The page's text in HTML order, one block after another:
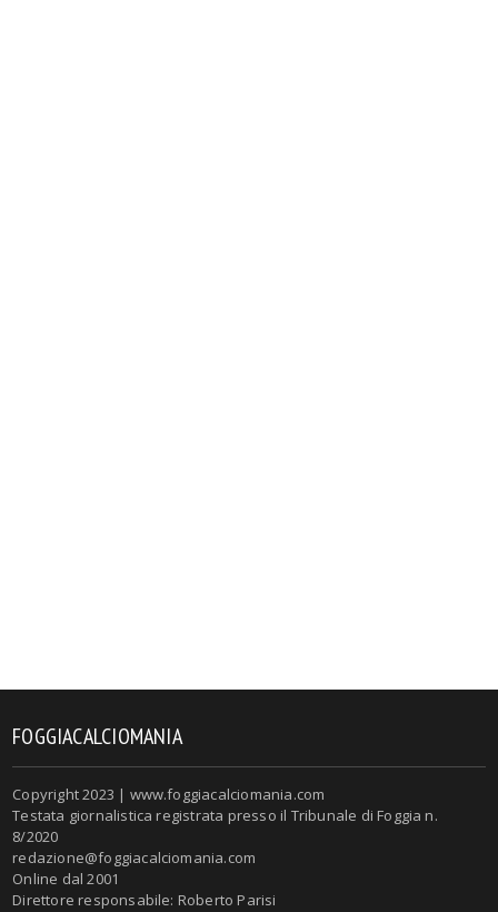
FOGGIACALCIOMANIA
Copyright 2023 | www.foggiacalciomania.com
Testata giornalistica registrata presso il Tribunale di Foggia n.
8/2020
redazione@foggiacalciomania.com
Online dal 2001
Direttore responsabile: Roberto Parisi